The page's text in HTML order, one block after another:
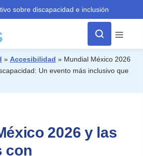
sobre discapacidad e inclusión
Menú
» Accesibilidad » Mundial México 2026
Un evento más inclusivo que
2026 y las
con